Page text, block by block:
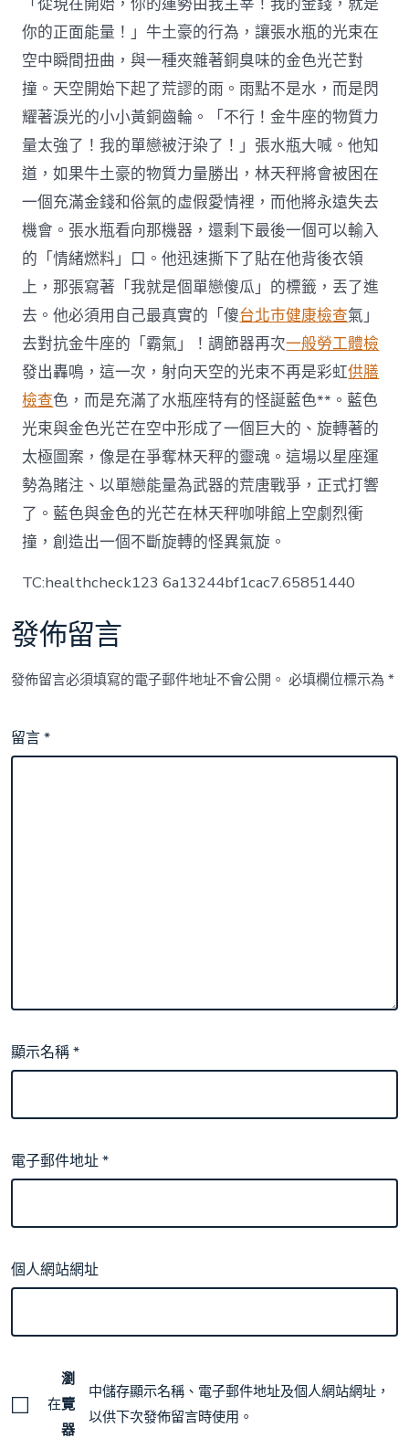
你的正面能量！」牛土豪的行為，讓張水瓶的光束在
空中瞬間扭曲，與一種夾雜著銅臭味的金色光芒對
撞。天空開始下起了荒謬的雨。雨點不是水，而是閃
耀著淚光的小小黃銅齒輪。「不行！金牛座的物質力
量太強了！我的單戀被汙染了！」張水瓶大喊。他知
道，如果牛土豪的物質力量勝出，林天秤將會被困在
一個充滿金錢和俗氣的虛假愛情裡，而他將永遠失去
機會。張水瓶看向那機器，還剩下最後一個可以輸入
的「情緒燃料」口。他迅速撕下了貼在他背後衣領
上，那張寫著「我就是個單戀傻瓜」的標籤，丟了進
去。他必須用自己最真實的「傻台北巿健康檢查氣」
去對抗金牛座的「霸氣」！調節器再次一般勞工體檢
發出轟鳴，這一次，射向天空的光束不再是彩虹供膳
檢查色，而是充滿了水瓶座特有的怪誕藍色**。藍色
光束與金色光芒在空中形成了一個巨大的、旋轉著的
太極圖案，像是在爭奪林天秤的靈魂。這場以星座運
勢為賭注、以單戀能量為武器的荒唐戰爭，正式打響
了。藍色與金色的光芒在林天秤咖啡館上空劇烈衝
撞，創造出一個不斷旋轉的怪異氣旋。
TC:healthcheck123 6a13244bf1cac7.65851440
發佈留言
發佈留言必須填寫的電子郵件地址不會公開。 必填欄位標示為*
留言*
顯示名稱*
電子郵件地址*
個人網站網址
在
瀏
覽
器
中儲存顯示名稱、電子郵件地址及個人網站網址，
以供下次發佈留言時使用。